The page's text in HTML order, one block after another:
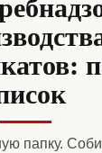
папку.